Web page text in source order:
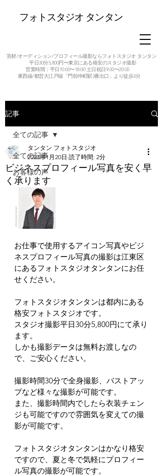
フォトスタジオ タンタン
宣材/オーディション/プロフィール撮影ならフォトスタジオ タンタン
平日30分5,800円〜東京にある格安のスタジオ撮影
営業時間：平日10:00〜18:00 土日祝日9:00〜20:00
東西線/都営大江戸線「門前仲町駅3番出口」より徒歩3分
記事
全ての記事
お客様の声
全ての記事
ビジネスプロフィール写真を安く早
く承ります
タンタン フォトスタジオ
2023年1月20日 読了時間: 2分
お仕事で使用するアイコン写真やビジ
ネスプロフィール写真の撮影は江東区
にあるフォトスタジオタンタンにお任
せください。
フォトスタジオタンタンは都内にある
格安フォトスタジオです。
スタジオ撮影平日30分5,800円にて承り
ます。
しかも撮影データは無料お渡しなの
で、ご安心ください。
撮影時間30分で全身撮影、バストアッ
プなど様々な撮影が可能です。
また、撮影時間内でしたら衣装チェン
ジも可能ですので雰囲気を変えての撮
影が可能です。
フォトスタジオタンタンはかなり格安
ですので、夏と冬で気軽にプロフィー
ル写真の撮影が可能です。